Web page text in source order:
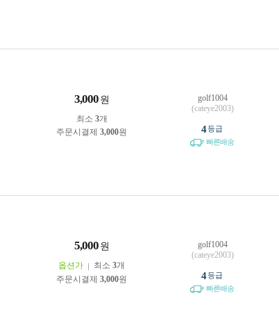
3,000 원
최소 3개
주문시결제 3,000원
golf1004
(cateye2003)
4등급
빠른배송
5,000 원
옵션가 최소 3개
주문시결제 3,000원
golf1004
(cateye2003)
4등급
빠른배송